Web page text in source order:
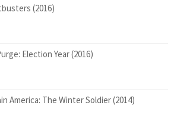
(2016)
Election Year (2016)
America: The Winter Soldier (2014)